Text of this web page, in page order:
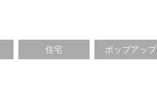
住宅 ポップアップ